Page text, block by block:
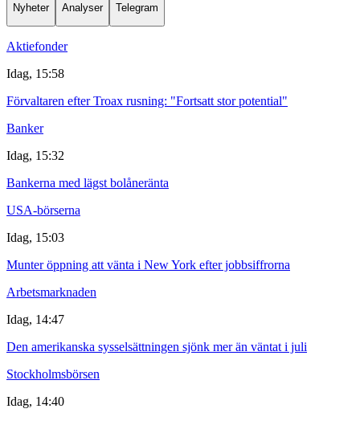
Nyheter Analyser Telegram
Aktiefonder
Idag, 15:58
Förvaltaren efter Troax rusning: "Fortsatt stor potential"
Banker
Idag, 15:32
Bankerna med lägst bolåneränta
USA-börserna
Idag, 15:03
Munter öppning att vänta i New York efter jobbsiffrorna
Arbetsmarknaden
Idag, 14:47
Den amerikanska sysselsättningen sjönk mer än väntat i juli
Stockholmsbörsen
Idag, 14:40